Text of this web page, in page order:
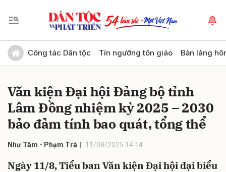
Công tác Dân tộc Tín ngưỡng tôn giáo Bản làng
Văn kiện Đại hội Đảng bộ tỉnh
Lâm Đồng nhiệm kỳ 2025 – 2030
bảo đảm tính bao quát, tổng thể
Như Tâm - Phạm Trà 11/08/2025 14:14
Ngày 11/8, Tiểu ban Văn kiện Đại hội đại biểu
Gửi bình luận